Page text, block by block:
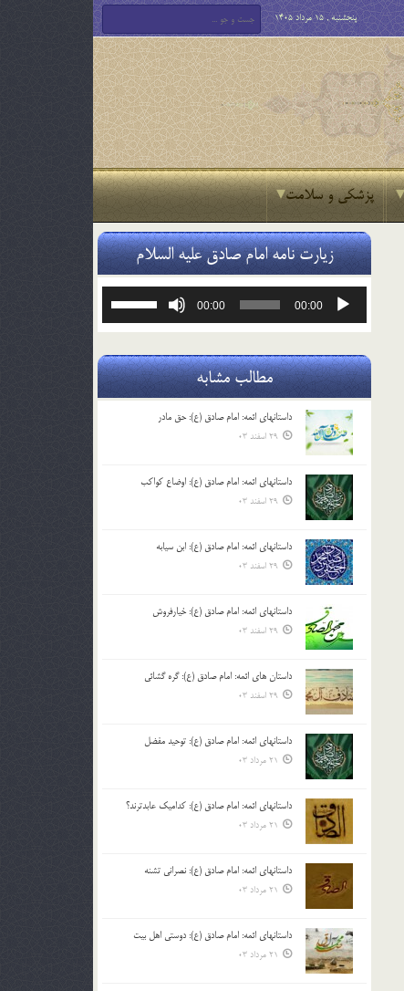
پنجشنبه , 15 مرداد 1405
پزشکی و سلامت
زیارت نامه امام صادق علیه السلام
پخش‌کننده
00:00
00:00
یا
صدا
کلیدهای
مطالب مشابه
داستانهای ائمه: امام صادق (ع): حق مادر
29 اسفند 03
داستانهای ائمه: امام صادق (ع): اوضاع کواکب
29 اسفند 03
داستانهای ائمه: امام صادق (ع): ابن سیابه
29 اسفند 03
داستانهای ائمه: امام صادق (ع): خیارفروش
29 اسفند 03
داستان های ائمه: امام صادق (ع): گره گشائی
29 اسفند 03
داستانهای ائمه: امام صادق (ع): توحید مفضل
21 مرداد 03
داستانهای ائمه: امام صادق (ع): کدامیک عابدترند؟
21 مرداد 03
داستانهای ائمه: امام صادق (ع): نصرانی تشنه
21 مرداد 03
داستانهای ائمه: امام صادق (ع): دوستی اهل بیت
21 مرداد 03